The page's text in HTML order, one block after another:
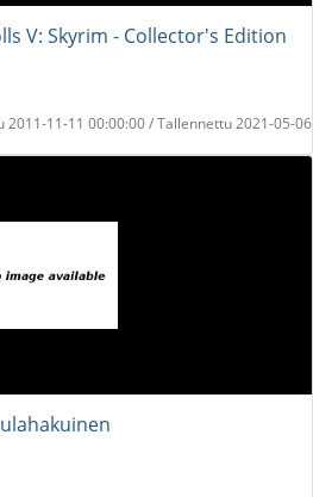
V: Skyrim - Collector's Edition
2011-11-11 00:00:00 / Tallennettu 2021-05-06